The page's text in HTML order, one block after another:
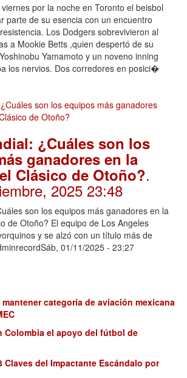
por la noche en Toronto el beisbol
parte de su esencia con un encuentro
Los Dodgers sobrevivieron al
a Mookie Betts ,quien despertó de su
Yamamoto y un noveno inning
los nervios. Dos corredores en posici�
¿Cuáles son los
ganadores en la
Clásico de Otoño?.
2025 23:48
son los equipos más ganadores en la
de Otoño? El equipo de Los Angeles
y se alzó con un título más de
01/11/2025 - 23:27
categoría de aviación mexicana
Colombia el apoyo del fútbol de
Claves del Impactante Escándalo por